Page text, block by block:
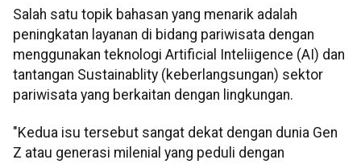
Salah satu topik bahasan yang menarik adalah
peningkatan layanan di bidang pariwisata dengan
menggunakan teknologi Artificial Inteliigence (AI) dan
tantangan Sustainablity (keberlangsungan) sektor
pariwisata yang berkaitan dengan lingkungan.
"Kedua isu tersebut sangat dekat dengan dunia Gen
Z atau generasi milenial yang peduli dengan